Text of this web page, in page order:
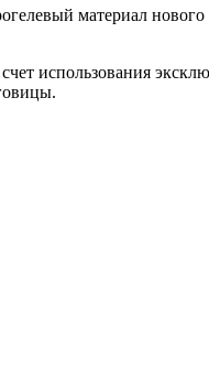
материал
использования